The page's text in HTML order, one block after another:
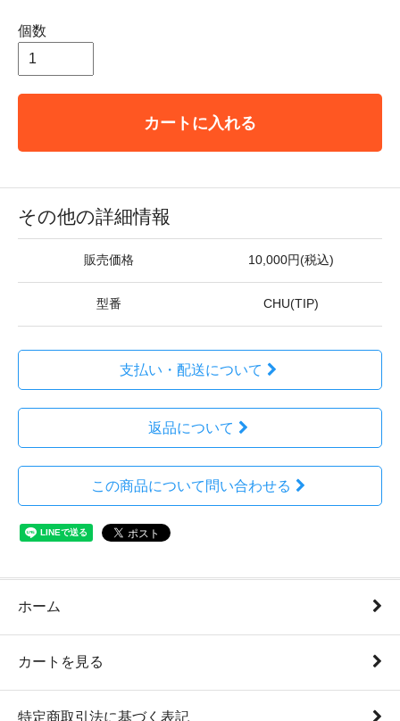
個数
カートに入れる
その他の詳細情報
販売価格 10,000円(税込)
型番 CHU(TIP)
支払い・配送について
返品について
この商品について問い合わせる
ホーム
カートを見る
特定商取引法に基づく表記